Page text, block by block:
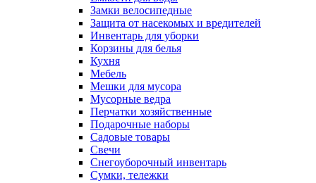
Замки велосипедные
Защита от насекомых и вредителей
Инвентарь для уборки
Корзины для белья
Кухня
Мебель
Мешки для мусора
Мусорные ведра
Перчатки хозяйственные
Подарочные наборы
Садовые товары
Свечи
Снегоуборочный инвентарь
Сумки, тележки